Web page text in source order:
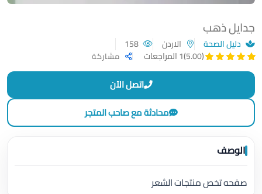
جدايل ذهب
دليل الصحة الاردن
(5.00)
1 المراجعات مشاركة
اتصل الآن
محادثة مع صاحب المتجر
الوصف
صفحه تخص منتجات الشعر